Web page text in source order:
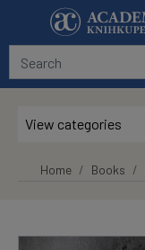
Skip to main content
View categories
Home Books